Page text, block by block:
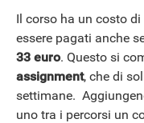
Il corso ha un costo di
essere pagati anche
33 euro. Questo si
assignment, che di
settimane.
uno tra i percorsi un